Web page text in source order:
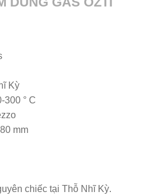
Kỳ
300 ° C
mm
chiếc tại Thỗ Nhĩ Kỳ.